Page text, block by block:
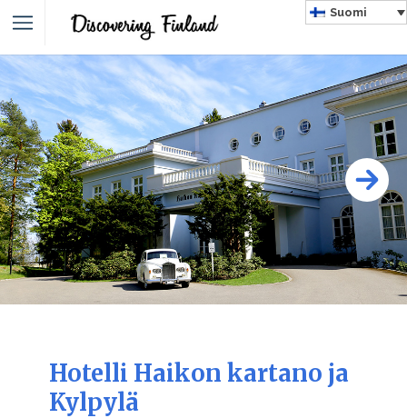
Suomi
Hotelli Haikon kartano ja
Kylpylä